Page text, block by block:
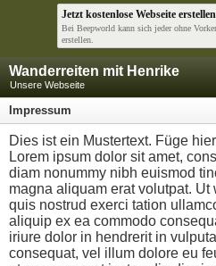
Jetzt kostenlose Webseite
Bei Beepworld kann sich jeder ohne
erstellen.
Wanderreiten mit Henrike
Unsere Webseite
Impressum
Dies ist ein Mustertext. Füge
Lorem ipsum dolor sit amet,
diam nonummy nibh euismod
magna aliquam erat volutpat.
quis nostrud exerci tation
aliquip ex ea commodo
iriure dolor in hendrerit in
consequat, vel illum dolore eu